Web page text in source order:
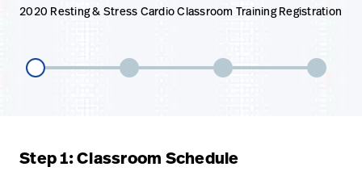
Conocimientos
Cerrar
2020 Resting & Stress Cardio Classroom Training Registration
Step 1: Classroom Schedule